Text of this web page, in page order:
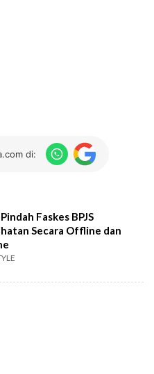
di:
Faskes BPJS
Secara Offline dan